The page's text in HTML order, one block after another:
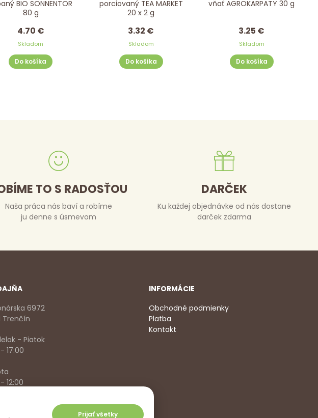
Prijať všetky
BIO SONNENTOR
80 g
4.70 €
Skladom
Do košíka
porciovaný TEA MARKET
20 x 2 g
3.32 €
Skladom
Do košíka
vňať AGROKARPATY 30 g
3.25 €
Skladom
Do košíka
TO S RADOSŤOU
Naša práca nás baví a robíme
ju denne s úsmevom
DARČEK
Ku každej objednávke od nás dostane
darček zdarma
6972
Trenčín
- Piatok
17:00
12:00
+421 915 572 350,
INFORMÁCIE
Obchodné podmienky
Platba
Kontakt